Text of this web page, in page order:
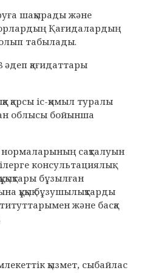
шақырады және
Қағидалардың
табылады.
қағидаттары
қарсы іс-қимыл туралы
облысы бойынша
нормаларының сақталуын
консультациялық
бұзылған
құқық бұзушылықтарды
және басқа
қызмет, сыбайлас